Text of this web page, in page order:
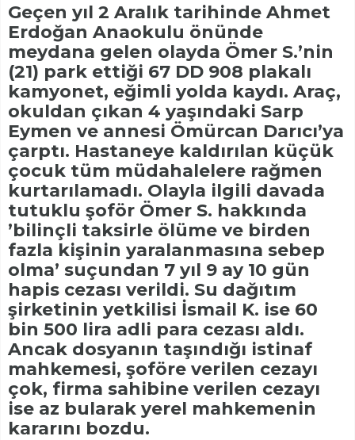
Geçen yıl 2 Aralık tarihinde Ahmet
Erdoğan Anaokulu önünde
meydana gelen olayda Ömer S.’nin
(21) park ettiği 67 DD 908 plakalı
kamyonet, eğimli yolda kaydı. Araç,
okuldan çıkan 4 yaşındaki Sarp
Eymen ve annesi Ömürcan Darıcı’ya
çarptı. Hastaneye kaldırılan küçük
çocuk tüm müdahalelere rağmen
kurtarılamadı. Olayla ilgili davada
tutuklu şoför Ömer S. hakkında
’bilinçli taksirle ölüme ve birden
fazla kişinin yaralanmasına sebep
olma’ suçundan 7 yıl 9 ay 10 gün
hapis cezası verildi. Su dağıtım
şirketinin yetkilisi İsmail K. ise 60
bin 500 lira adli para cezası aldı.
Ancak dosyanın taşındığı istinaf
mahkemesi, şoföre verilen cezayı
çok, firma sahibine verilen cezayı
ise az bularak yerel mahkemenin
kararını bozdu.